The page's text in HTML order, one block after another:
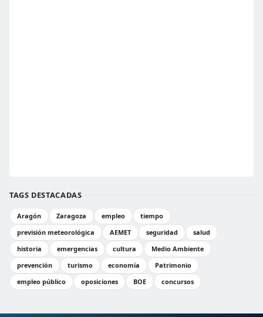
TAGS DESTACADAS
Aragón Zaragoza empleo
tiempo
previsión meteorológica
AEMET seguridad
salud
historia
emergencias cultura
Medio Ambiente
prevención
turismo economía
Patrimonio
empleo público
oposiciones BOE concursos